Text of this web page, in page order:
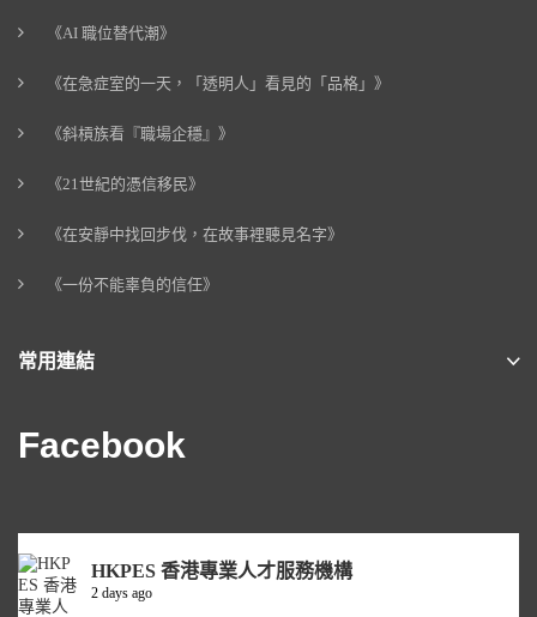
《AI 職位替代潮》
《在急症室的一天，「透明人」看見的「品格」》
《斜槓族看『職場企穩』》
《21世紀的憑信移民》
《在安靜中找回步伐，在故事裡聽見名字》
《一份不能辜負的信任》
常用連結
Facebook
HKPES 香港專業人才服務機構
2 days ago